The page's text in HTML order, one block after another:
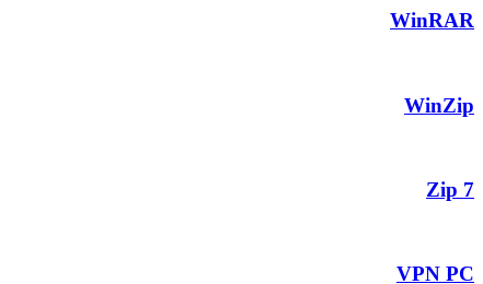
WinRAR
WinZip
7 Zip
VPN PC